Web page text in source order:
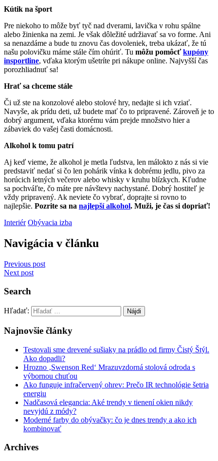
Kútik na šport
Pre niekoho to môže byť tyč nad dverami, lavička v rohu spálne
alebo žinienka na zemi. Je však dôležité udržiavať sa vo forme. Ani
sa nenazdáme a bude tu znovu čas dovoleniek, treba ukázať, že tú
našu polovičku máme stále čím ohúriť. Tu môžu pomôcťkupóny
insportline, vďaka ktorým ušetríte pri nákupe online. Najvyšší čas
porozhliadnuť sa!
Hrať sa chceme stále
Či už ste na konzolové alebo stolové hry, nedajte si ich vziať.
Navyše, ak prídu deti, už budete mať čo to pripravené. Zároveň je to
dobrý argument, vďaka ktorému vám prejde množstvo hier a
zábaviek do vašej časti domácnosti.
Alkohol k tomu patrí
Aj keď vieme, že alkohol je metla ľudstva, len málokto z nás si vie
predstaviť nedať si čo len pohárik vínka k dobrému jedlu, pivo za
horúcich letných večerov alebo whisky v kruhu blízkych. Kľudne
sa pochváľte, čo máte pre návštevy nachystané. Dobrý hostiteľ je
vždy pripravený. Ak neviete čo vybrať, doprajte si rovno to
najlepšie. Pozrite sa na najlepší alkohol. Muži, je čas si dopriať!
Interiér Obývacia izba
Navigácia v článku
Previous post
Next post
Search
Hľadať:
Najnovšie články
Testovali sme drevené sušiaky na prádlo od firmy Čistý Štýl.
Ako dopadli?
Hrozno ‚Swenson Red‘ Mrazuvzdorná stolová odroda s
výbornou chuťou
Ako funguje infračervený ohrev: Prečo IR technológie šetria
energiu
Nadčasová elegancia: Aké trendy v tienení okien nikdy
nevyjdú z módy?
Moderné farby do obývačky: čo je dnes trendy a ako ich
kombinovať
Archives